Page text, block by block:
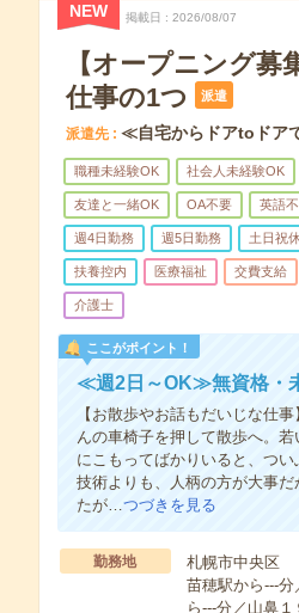
NEW 掲載日 2026/08/07
【オープニング
仕事の1つ
派遣
派遣先 ≪自宅からドアtoドア
職種未経験OK 社会人未経験OK
友達と一緒OK OA不要 英語
週4日勤務 週5日勤務 土日祝休
扶養控内 医療福祉 交費支給
介護士
ここがポイント！
≪週2日～OK≫無資格・
【お散歩やお話もだいじな仕
んの車椅子を押して散歩へ。
にこもってばかりいると、つ
技術よりも、人柄の方が大事
たが…つづきを見る
勤務地
札幌市中央区
苗穂駅から---
ら---分／山鼻